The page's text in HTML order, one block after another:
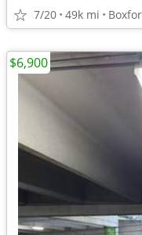
7/20 49k mi
$6,900